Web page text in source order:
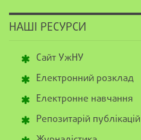
НАШІ РЕСУРСИ
Сайт УжНУ
Електронний розклад
Електронне навчання
Репозитарій публікацій